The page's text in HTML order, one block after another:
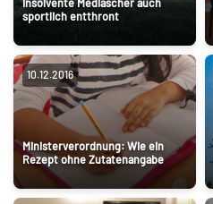
sportlich entthront
10.12.2016
Ministerverordnung: Wie ein
Rezept ohne Zutatenangabe